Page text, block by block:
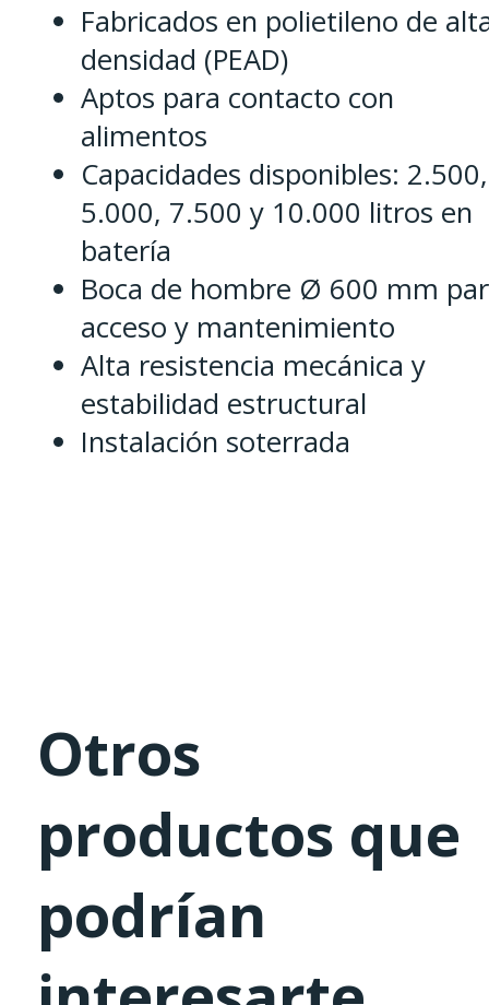
Fabricados en polietileno de
densidad (PEAD)
Aptos para contacto con
alimentos
Capacidades disponibles: 2.500,
5.000, 7.500 y 10.000 litros en
batería
Boca de hombre Ø 600 mm
acceso y mantenimiento
Alta resistencia mecánica y
estabilidad estructural
Instalación soterrada
Otros
productos que
podrían